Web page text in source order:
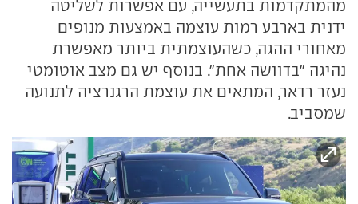
מהמתקדמות בתעשייה, עם אפשרות לשליטה
ידנית בארבע רמות עוצמה באמצעות מנופים
מאחורי ההגה, כשהעוצמתית ביותר מאפשרת
נהיגה "בדוושה אחת". בנוסף יש גם מצב אוטומטי
נעזר רדאר, המתאים את עוצמת הרגנרציה לתנועה
שמסביב.